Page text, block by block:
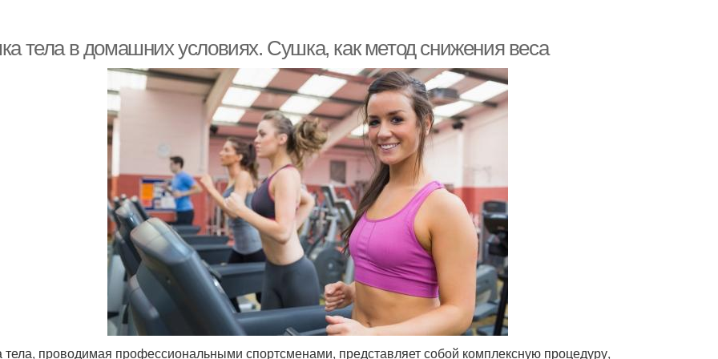
тела в домашних условиях. Сушка, как метод снижения веса
проводимая профессиональными спортсменами, представляет собой комплексную процедуру,